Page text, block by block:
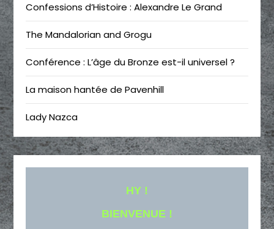
Confessions d’Histoire : Alexandre Le Grand
The Mandalorian and Grogu
Conférence : L’âge du Bronze est-il universel ?
La maison hantée de Pavenhill
Lady Nazca
HY !
BIENVENUE !